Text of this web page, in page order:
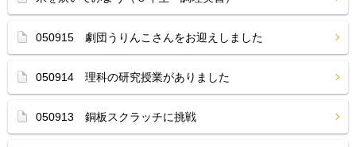
050915 劇団うりんこさんをお迎えしました
050914 理科の研究授業がありました
050913 銅板スクラッチに挑戦